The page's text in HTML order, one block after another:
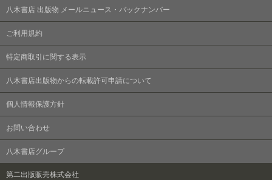
八木書店 出版物 メールニュース・バックナンバー
ご利用規約
特定商取引に関する表示
八木書店出版物からの転載許可申請について
個人情報保護方針
お問い合わせ
八木書店グループ
第二出版販売株式会社